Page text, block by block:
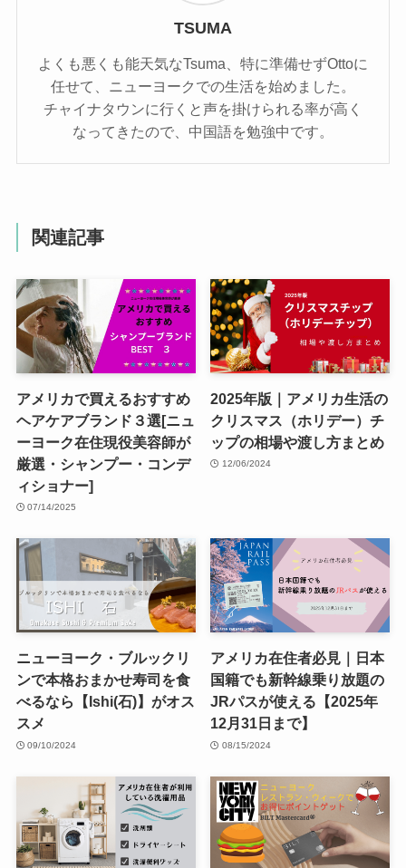
TSUMA
よくも悪くも能天気なTsuma、特に準備せずOttoに
任せて、ニューヨークでの生活を始めました。
チャイナタウンに行くと声を掛けられる率が高く
なってきたので、中国語を勉強中です。
関連記事
アメリカで買えるおすすめ
ヘアケアブランド３選[ニュ
ーヨーク在住現役美容師が
厳選・シャンプー・コンデ
ィショナー]
07/14/2025
2025年版｜アメリカ生活の
クリスマス（ホリデー）チ
ップの相場や渡し方まとめ
12/06/2024
ニューヨーク・ブルックリ
ンで本格おまかせ寿司を食
べるなら【Ishi(石)】がオス
スメ
09/10/2024
アメリカ在住者必見｜日本
国籍でも新幹線乗り放題の
JRパスが使える【2025年
12月31日まで】
08/15/2024